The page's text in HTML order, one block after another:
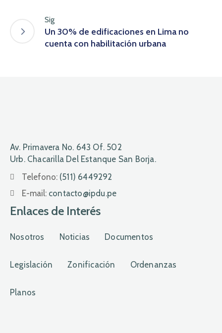
Sig
Un 30% de edificaciones en Lima no
cuenta con habilitación urbana
Av. Primavera No. 643 Of. 502
Urb. Chacarilla Del Estanque San Borja.
Telefono: (511) 6449292
E-mail: contacto@ipdu.pe
Enlaces de Interés
Nosotros Noticias Documentos
Legislación Zonificación Ordenanzas
Planos